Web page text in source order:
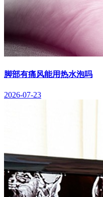
脚部有痛风能用热水泡吗
2026-07-23